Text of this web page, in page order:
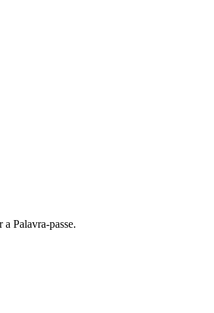
Palavra-passe.